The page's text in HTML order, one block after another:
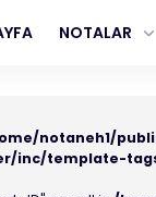
NOTALAR
notaneh1/
inc/template-